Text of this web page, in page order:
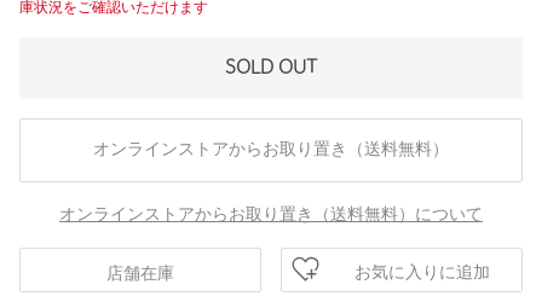
庫状況をご確認いただけます
SOLD OUT
オンラインストアからお取り置き（送料無料）
オンラインストアからお取り置き（送料無料）について
店舗在庫 お気に入りに追加